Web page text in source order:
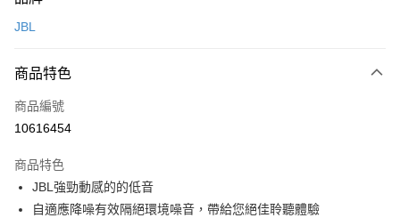
付款後7-11取貨
宅配
每筆NT$130，滿NT$399(含以上)免運費
JBL
商品特色
商品編號
10616454
商品特色
JBL強勁動感的的低音
自適應降噪有效隔絕環境噪音，帶給您絕佳聆聽體驗